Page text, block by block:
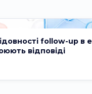
follow-up в
відповіді